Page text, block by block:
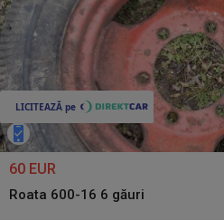
60 EUR
Roata 600-16 6 găuri